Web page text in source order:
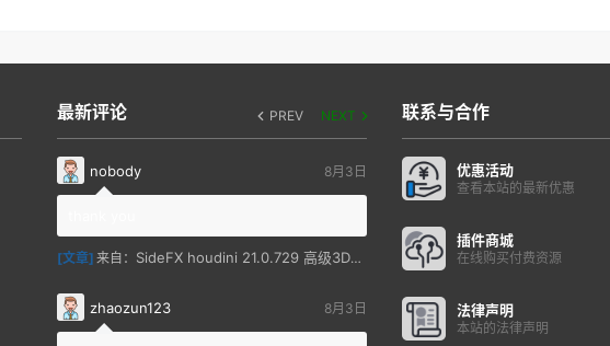
最新评论 PREV NEXT
nobody 8月3日
[文章] 来自： SideFX houdini 21.0.729 高级3D特效软件
zhaozun123 8月3日
联系与合作
优惠活动
查看本站的最新优惠
插件商城
在线购买付费资源
法律声明
本站的法律声明